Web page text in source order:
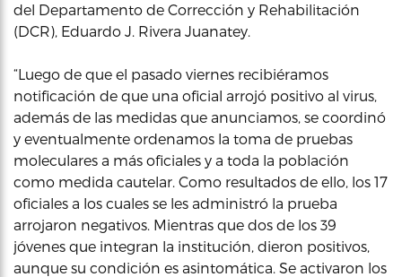
del Departamento de Corrección y Rehabilitación
(DCR), Eduardo J. Rivera Juanatey.
“Luego de que el pasado viernes recibiéramos
notificación de que una oficial arrojó positivo al virus,
además de las medidas que anunciamos, se coordinó
y eventualmente ordenamos la toma de pruebas
moleculares a más oficiales y a toda la población
como medida cautelar. Como resultados de ello, los 17
oficiales a los cuales se les administró la prueba
arrojaron negativos. Mientras que dos de los 39
jóvenes que integran la institución, dieron positivos,
aunque su condición es asintomática. Se activaron los